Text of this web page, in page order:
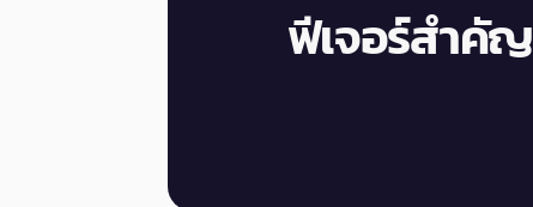
ฟีเจอร์สำคัญ